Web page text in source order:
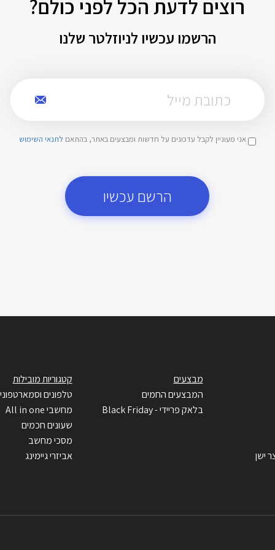
רוצים לדעת הכל לפני כולם?
הרשמו עכשיו לניוזלטר שלנו
אני מעוניין לקבל עדכונים על חדשות ומבצעים באתר, בהתאם לתנאי השימוש
הרשם עכשיו
ישן
מבצעים
המבצעים החמים
בלאק פריידי - Black Friday
קטגוריות מובילות
טלפונים
מחשבי All in one
שעונים חכמים
מסכי מחשב
אביזרי גיימינג